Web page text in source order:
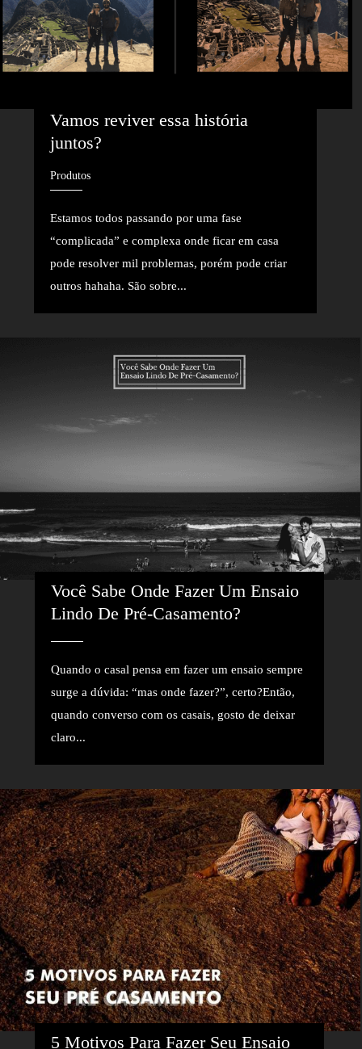
Vamos reviver essa história
juntos?
Produtos
Estamos todos passando por uma fase
“complicada” e complexa onde ficar em casa
pode resolver mil problemas, porém pode criar
outros hahaha. São sobre...
Você Sabe Onde Fazer Um Ensaio
Lindo De Pré-Casamento?
Quando o casal pensa em fazer um ensaio sempre
surge a dúvida: “mas onde fazer?”, certo?Então,
quando converso com os casais, gosto de deixar
claro...
5 Motivos Para Fazer Seu Ensaio